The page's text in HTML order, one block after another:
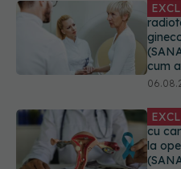
cu
la
de
care